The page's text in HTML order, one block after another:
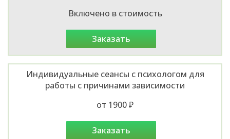
Включено в стоимость
заказать
Индивидуальные сеансы с психологом для
работы с причинами зависимости
от 1900 ₽
заказать